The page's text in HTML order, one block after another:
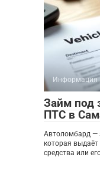
Информация
Займ под
ПТС в
Автоломбард —
которая
средства или